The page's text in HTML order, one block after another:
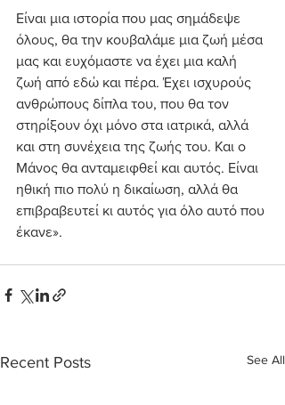
Είναι μια ιστορία που μας σημάδεψε
όλους, θα την κουβαλάμε μια ζωή μέσα
μας και ευχόμαστε να έχει μια καλή
ζωή από εδώ και πέρα. Έχει ισχυρούς
ανθρώπους δίπλα του, που θα τον
στηρίξουν όχι μόνο στα ιατρικά, αλλά
και στη συνέχεια της ζωής του. Και ο
Μάνος θα ανταμειφθεί και αυτός. Είναι
ηθική πιο πολύ η δικαίωση, αλλά θα
επιβραβευτεί κι αυτός για όλο αυτό που
έκανε».
Recent Posts See All